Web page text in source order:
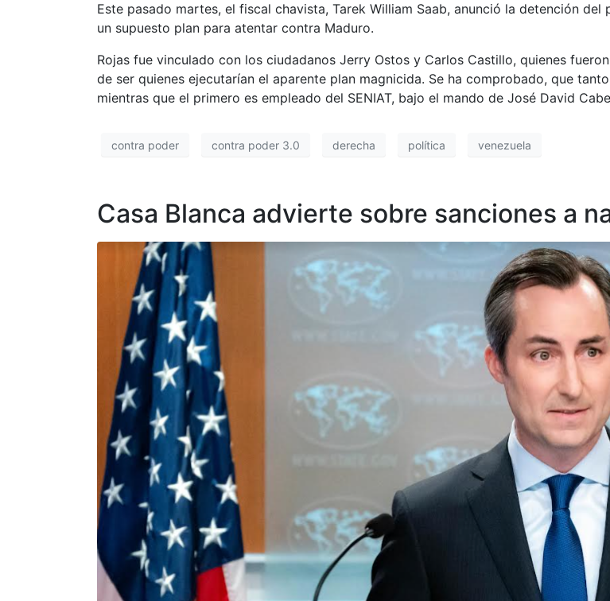
Este pasado martes, el fiscal chavista, Tarek William Saab, anunció la detención
un supuesto plan para atentar contra Maduro.
Rojas fue vinculado con los ciudadanos Jerry Ostos y Carlos Castillo, quienes
de ser quienes ejecutarían el aparente plan magnicida. Se ha comprobado, que
mientras que el primero es empleado del SENIAT, bajo el mando de José David
contra poder contra poder 3.0 derecha política venezuela
Casa Blanca advierte sobre sanciones a